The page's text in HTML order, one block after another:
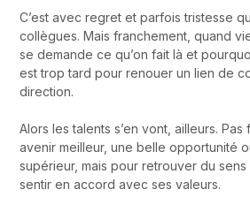
C’est avec regret et parfois tristesse
collègues. Mais franchement, quand
se demande ce qu’on fait là et
est trop tard pour renouer un lien de
direction.
Alors les talents s’en vont, ailleurs.
avenir meilleur, une belle opportunité
supérieur, mais pour retrouver du
sentir en accord avec ses valeurs.